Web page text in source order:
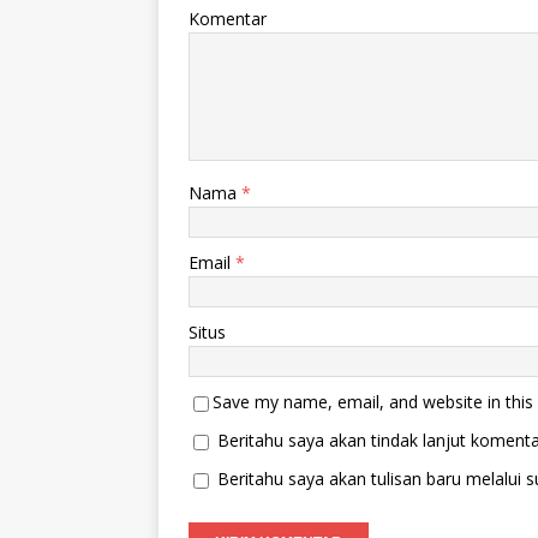
d
i
a
g
b
u
)
k
a
a
n
r
)
Komentar
Nama *
Email *
Situs
Save my name, email, and website in
Beritahu saya akan tindak lanjut
Beritahu saya akan tulisan baru melalui